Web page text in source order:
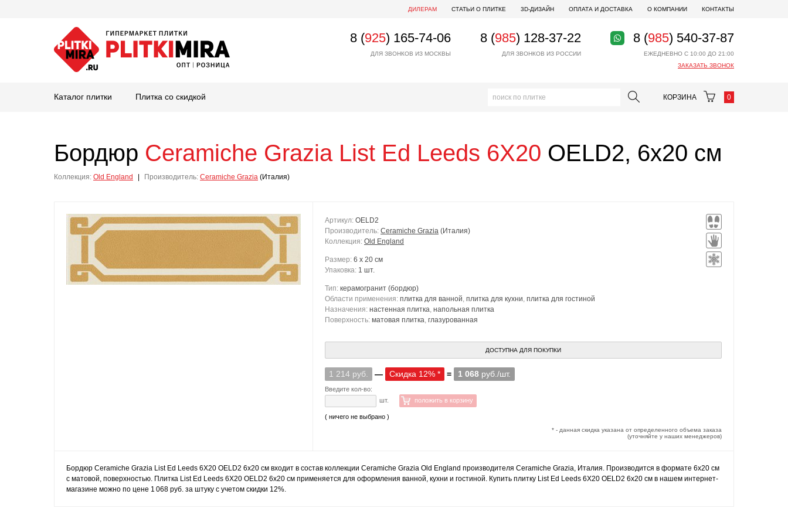
ДИЛЕРАМ СТАТЬИ О ПЛИТКЕ 3D-ДИЗАЙН ОПЛАТА И ДОСТАВКА О КОМПАНИИ КОНТАКТЫ
8 (925) 165-74-06
ДЛЯ ЗВОНКОВ ИЗ МОСКВЫ
8 (985) 128-37-22
ДЛЯ ЗВОНКОВ ИЗ РОССИИ
8 (985) 540-37-87
ЕЖЕДНЕВНО С 10:00 ДО 21:00
ЗАКАЗАТЬ ЗВОНОК
Каталог плитки Плитка со скидкой КОРЗИНА 0
Бордюр Ceramiche Grazia List Ed Leeds 6X20 OELD2, 6x20 см
Коллекция: Old England Производитель: Ceramiche Grazia (Италия)
Артикул: OELD2
Производитель: Ceramiche Grazia (Италия)
Коллекция: Old England
Размер: 6 x 20 см
Упаковка: 1 шт.
Тип: керамогранит (бордюр)
Области применения: плитка для ванной, плитка для кухни, плитка для гостиной
Назначения: настенная плитка, напольная плитка
Поверхность: матовая плитка, глазурованная
ДОСТУПНА ДЛЯ ПОКУПКИ
1 214 руб. — Скидка 12% * = 1 068 руб./шт.
Введите кол-во:
шт.
положить в корзину
( ничего не выбрано )
* - данная скидка указана от определенного объема заказа
(уточняйте у наших менеджеров)
Бордюр Ceramiche Grazia List Ed Leeds 6X20 OELD2 6x20 см входит в состав коллекции Ceramiche Grazia Old England производителя Ceramiche Grazia, Италия. Производится в формате 6x20 см
с матовой, поверхностью. Плитка List Ed Leeds 6X20 OELD2 6x20 см применяется для оформления ванной, кухни и гостиной. Купить плитку List Ed Leeds 6X20 OELD2 6x20 см в нашем интернет-
магазине можно по цене 1 068 руб. за штуку с учетом скидки 12%.